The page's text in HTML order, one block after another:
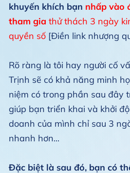
khuyến khích bạn nhấp vào
tham gia thử thách 3 ngày
quyền số [Điền link nhượng
Rõ ràng là tôi hay người cố
Trịnh sẽ có khả năng minh
niệm có trong phần sau đây
giúp bạn triển khai và khởi
doanh của mình chỉ sau 3
nhanh hơn...
Đặc biệt là sau đó, bạn có